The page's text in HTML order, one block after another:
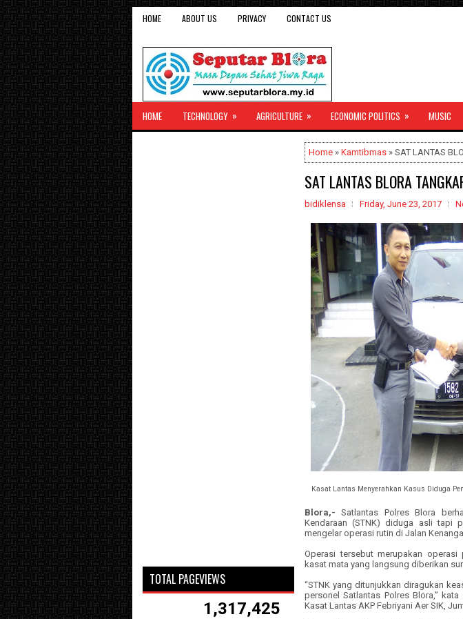
HOME ABOUT US PRIVACY CONTACT US
HOME TECHNOLOGY » AGRICULTURE » ECONOMIC POLITICS » MUSIC
Home » Kamtibmas » SAT LANTAS
SAT LANTAS BLORA
bidiklensa Friday, June 23, 2017
Kasat Lantas Menyerahkan Kasus Diduga
Blora,- Satlantas Polres Blora
Kendaraan (STNK) diduga asli tapi
mengelar operasi rutin di Jalan
Operasi tersebut merupakan
kasat mata yang langsung diberikan
“STNK yang ditunjukkan diragukan
personel Satlantas Polres Blora,”
Kasat Lantas AKP Febriyani Aer SIK,
TOTAL PAGEVIEWS
1,317,425